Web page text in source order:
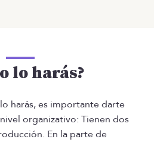
lo harás?
harás, es importante darte
organizativo: Tienen dos
En la parte de